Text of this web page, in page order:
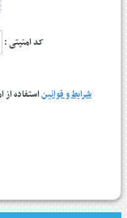
کد امنیتی :
شرایط و قوانیناستفاده از